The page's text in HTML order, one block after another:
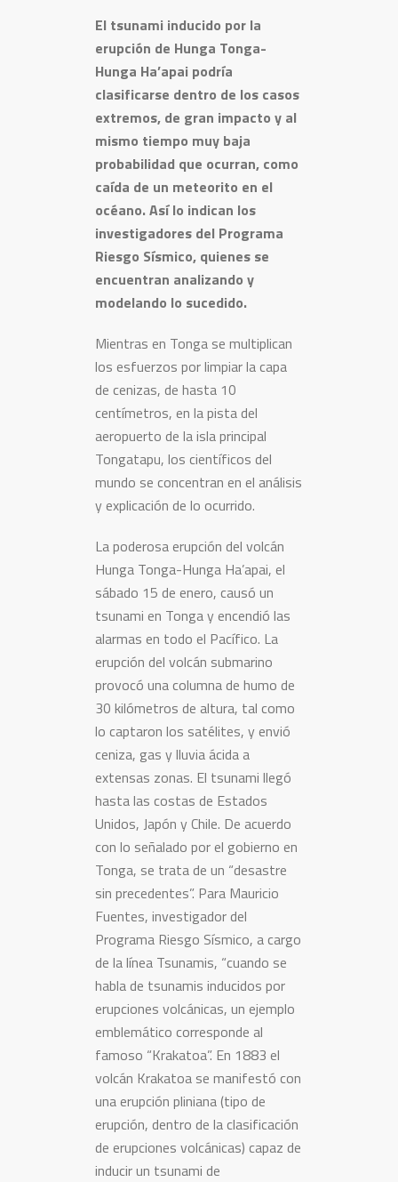
El tsunami inducido por la
erupción de Hunga Tonga-
Hunga Ha’apai podría
clasificarse dentro de los casos
extremos, de gran impacto y al
mismo tiempo muy baja
probabilidad que ocurran, como
caída de un meteorito en el
océano. Así lo indican los
investigadores del Programa
Riesgo Sísmico, quienes se
encuentran analizando y
modelando lo sucedido.
Mientras en Tonga se multiplican
los esfuerzos por limpiar la capa
de cenizas, de hasta 10
centímetros, en la pista del
aeropuerto de la isla principal
Tongatapu, los científicos del
mundo se concentran en el análisis
y explicación de lo ocurrido.
La poderosa erupción del volcán
Hunga Tonga-Hunga Ha’apai, el
sábado 15 de enero, causó un
tsunami en Tonga y encendió las
alarmas en todo el Pacífico. La
erupción del volcán submarino
provocó una columna de humo de
30 kilómetros de altura, tal como
lo captaron los satélites, y envió
ceniza, gas y lluvia ácida a
extensas zonas. El tsunami llegó
hasta las costas de Estados
Unidos, Japón y Chile. De acuerdo
con lo señalado por el gobierno en
Tonga, se trata de un “desastre
sin precedentes”. Para Mauricio
Fuentes, investigador del
Programa Riesgo Sísmico, a cargo
de la línea Tsunamis, “cuando se
habla de tsunamis inducidos por
erupciones volcánicas, un ejemplo
emblemático corresponde al
famoso “Krakatoa”. En 1883 el
volcán Krakatoa se manifestó con
una erupción pliniana (tipo de
erupción, dentro de la clasificación
de erupciones volcánicas) capaz de
inducir un tsunami de